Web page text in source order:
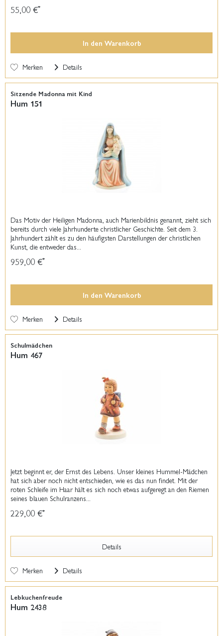
55,00 €*
In den Warenkorb
Merken Details
Sitzende Madonna mit Kind
Hum 151
Das Motiv der Heiligen Madonna, auch Marienbildnis genannt, zieht sich
bereits durch viele Jahrhunderte christlicher Geschichte. Seit dem 3.
Jahrhundert zählt es zu den häufigsten Darstellungen der christlichen
Kunst, die entweder das...
959,00 €*
In den Warenkorb
Merken Details
Schulmädchen
Hum 467
Jetzt beginnt er, der Ernst des Lebens. Unser kleines Hummel-Mädchen
hat sich aber noch nicht entschieden, wie es das nun findet. Mit der
roten Schleife im Haar hält es sich noch etwas aufgeregt an den Riemen
seines blauen Schulranzens...
229,00 €*
Details
Merken Details
Lebkuchenfreude
Hum 2438